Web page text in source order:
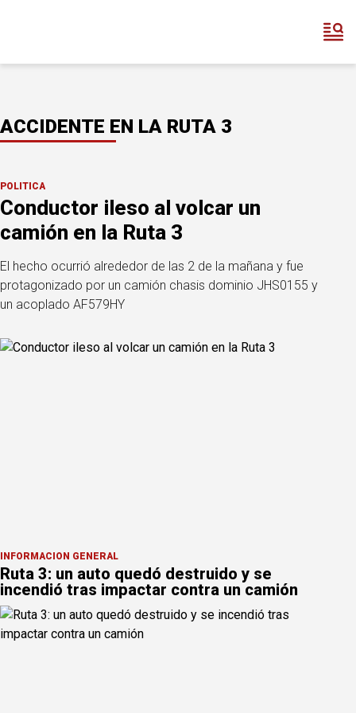
ACCIDENTE EN LA RUTA 3
POLÍTICA
Conductor ileso al volcar un
camión en la Ruta 3
El hecho ocurrió alrededor de las 2 de la mañana y fue
protagonizado por un camión chasis dominio JHS0155 y
un acoplado AF579HY
INFORMACION GENERAL
Ruta 3: un auto quedó destruido y se
incendió tras impactar contra un camión